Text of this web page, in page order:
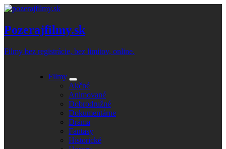
Skip
content
Pozerajfilmy.sk
Filmy bez registrácie, bez limitov, online.
Filmy
Expand
submenu
Akčné
Animované
Dobrodružné
Dokumentárne
Dráma
Fantasy
Historické